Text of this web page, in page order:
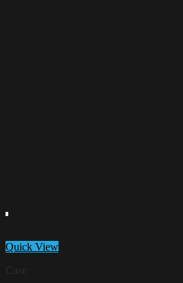
Quick View